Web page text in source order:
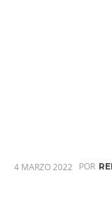
4 MARZO 2022 POR